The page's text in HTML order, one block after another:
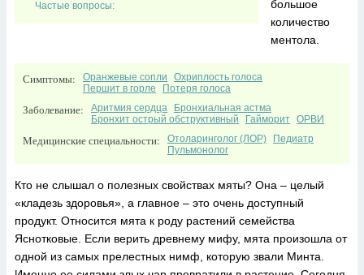
Частые вопросы:
большое
количество
ментола.
Симптомы: Оранжевые сопли
Охриплость голоса
Першит в горле
Потеря голоса
Заболевание: Аритмия сердца
Бронхиальная астма
Бронхит острый обструктивный
Гайморит ОРВИ
Медицинские специальности: Отоларинголог (ЛОР)
Педиатр
Пульмонолог
Кто не слышал о полезных свойствах мяты? Она – целый
«кладезь здоровья», а главное – это очень доступный
продукт. Относится мята к роду растений семейства
Яснотковые. Если верить древнему мифу, мята произошла от
одной из самых прелестных нимф, которую звали Минта.